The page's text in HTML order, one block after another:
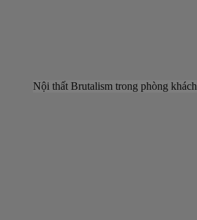
Nội thất Brutalism trong phòng khách